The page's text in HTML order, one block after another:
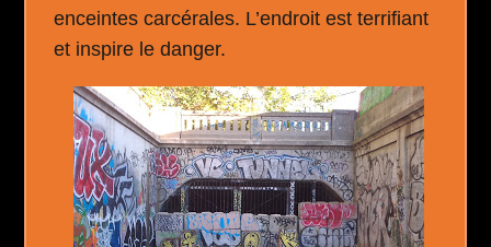
enceintes carcérales. L’endroit est terrifiant
et inspire le danger.